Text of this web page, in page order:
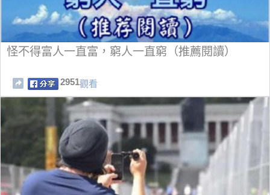
怪不得富人一直富，窮人一直窮（推薦閱讀）
2951觀看